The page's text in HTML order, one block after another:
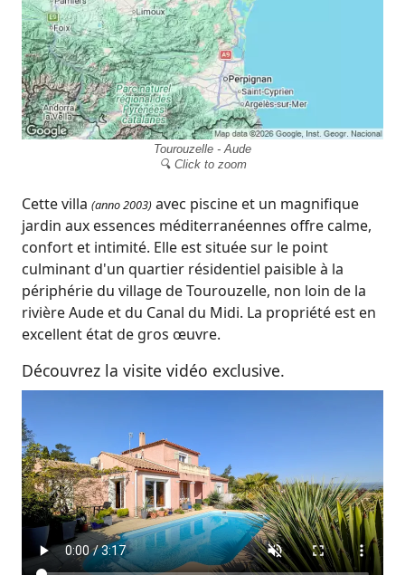
Tourouzelle - Aude
🔍 Click to zoom
Cette villa (anno 2003) avec piscine et un magnifique
jardin aux essences méditerranéennes offre calme,
confort et intimité. Elle est située sur le point
culminant d'un quartier résidentiel paisible à la
périphérie du village de Tourouzelle, non loin de la
rivière Aude et du Canal du Midi. La propriété est en
excellent état de gros œuvre.
Découvrez la visite vidéo exclusive.